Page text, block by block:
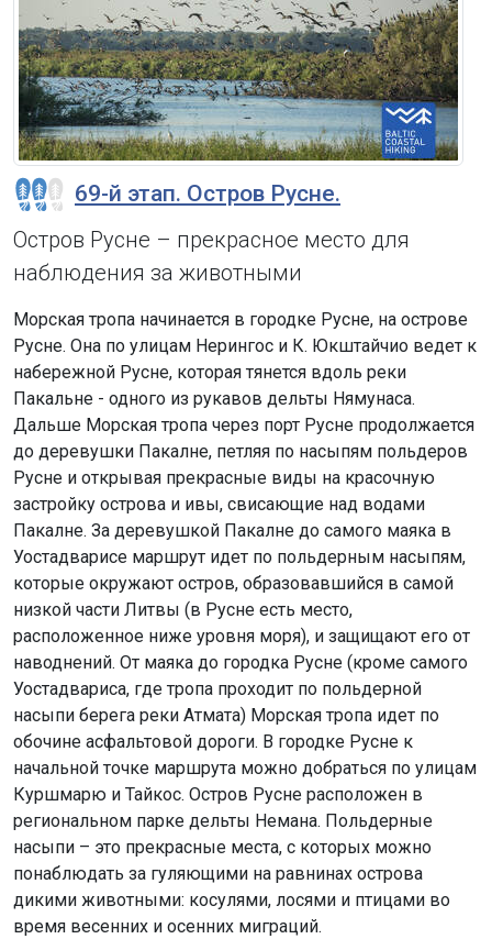
69-й этап. Остров Русне.
Остров Русне – прекрасное место для
наблюдения за животными
Морская тропа начинается в городке Русне, на острове
Русне. Она по улицам Нерингос и К. Юкштайчио ведет к
набережной Русне, которая тянется вдоль реки
Пакальне - одного из рукавов дельты Нямунаса.
Дальше Морская тропа через порт Русне продолжается
до деревушки Пакалне, петляя по насыпям польдеров
Русне и открывая прекрасные виды на красочную
застройку острова и ивы, свисающие над водами
Пакалне. За деревушкой Пакалне до самого маяка в
Уостадварисе маршрут идет по польдерным насыпям,
которые окружают остров, образовавшийся в самой
низкой части Литвы (в Русне есть место,
расположенное ниже уровня моря), и защищают его от
наводнений. От маяка до городка Русне (кроме самого
Уостадвариса, где тропа проходит по польдерной
насыпи берега реки Атмата) Морская тропа идет по
обочине асфальтовой дороги. В городке Русне к
начальной точке маршрута можно добраться по улицам
Куршмарю и Тайкос. Остров Русне расположен в
региональном парке дельты Немана. Польдерные
насыпи – это прекрасные места, с которых можно
понаблюдать за гуляющими на равнинах острова
дикими животными: косулями, лосями и птицами во
время весенних и осенних миграций.